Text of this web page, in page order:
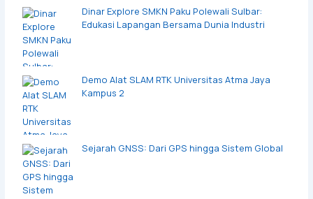
Dinar Explore SMKN Paku Polewali Sulbar:
Edukasi Lapangan Bersama Dunia Industri
Demo Alat SLAM RTK Universitas Atma Jaya
Kampus 2
Sejarah GNSS: Dari GPS hingga Sistem Global